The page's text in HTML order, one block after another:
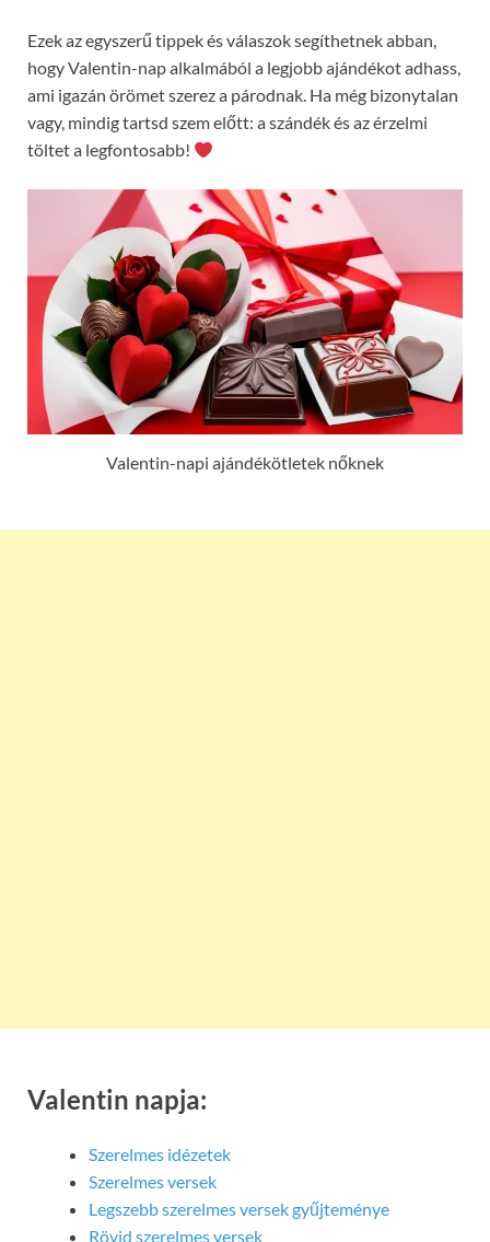
Ezek az egyszerű tippek és válaszok segíthetnek abban,
hogy Valentin-nap alkalmából a legjobb ajándékot adhass,
ami igazán örömet szerez a párodnak. Ha még bizonytalan
vagy, mindig tartsd szem előtt: a szándék és az érzelmi
töltet a legfontosabb!
Valentin-napi ajándékötletek nőknek
Valentin napja:
Szerelmes idézetek
Szerelmes versek
Legszebb szerelmes versek gyűjteménye
Rövid szerelmes versek